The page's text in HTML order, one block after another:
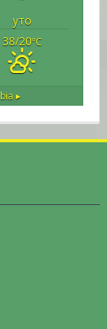
уто
38/20°C
▸